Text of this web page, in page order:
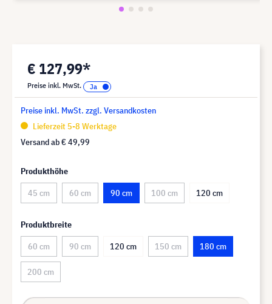
€ 127,99*
Preise inkl. MwSt.
Preise inkl. MwSt. zzgl. Versandkosten
Lieferzeit 5-8 Werktage
Versand ab€ 49,99
Produkthöhe
45 cm
60 cm 90 cm 100 cm 120 cm
Produktbreite
60 cm
90 cm 120 cm 150 cm 180 cm
200 cm